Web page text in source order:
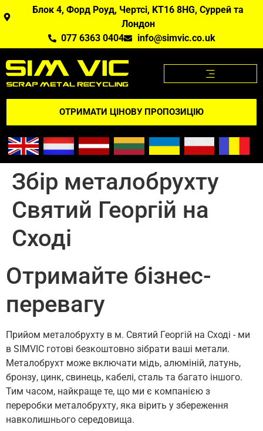
Блок 4, Форд Роуд, Чертсі, KT16 8HG, Суррей та
Лондон
077 6363 0404
info@simvic.co.uk
ОТРИМАТИ ЦІНОВУ ПРОПОЗИЦІЮ
Збір металобрухту
Святий Георгій на
Сході
Отримайте бізнес-
перевагу
Прийом металобрухту в м. Святий Георгій на Сході - ми
в SIMVIC готові безкоштовно зібрати ваші метали.
Металобрухт може включати мідь, алюміній, латунь,
бронзу, цинк, свинець, кабелі, сталь та багато іншого.
Тим часом, найкраще те, що ми є компанією з
переробки металобрухту, яка вірить у збереження
навколишнього середовища.